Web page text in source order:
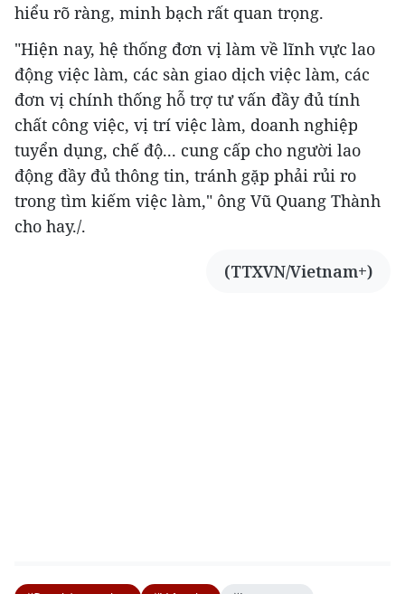
hiểu rõ ràng, minh bạch rất quan trọng.
"Hiện nay, hệ thống đơn vị làm về lĩnh vực lao
động việc làm, các sàn giao dịch việc làm, các
đơn vị chính thống hỗ trợ tư vấn đầy đủ tính
chất công việc, vị trí việc làm, doanh nghiệp
tuyển dụng, chế độ... cung cấp cho người lao
động đầy đủ thông tin, tránh gặp phải rủi ro
trong tìm kiếm việc làm," ông Vũ Quang Thành
cho hay./.
(TTXVN/Vietnam+)